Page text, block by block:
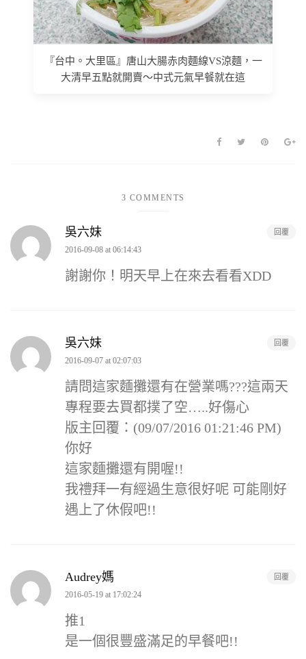
『台中。大里區』唐山大腸赤肉麵線VS涼麵，一
大清早五點就開賣～中式元氣早餐就在這
3 COMMENTS
吳六妹
2016-09-08 at 06:14:43
謝謝你！明天早上在來去看看XDD
回覆
吳六妹
2016-09-07 at 02:07:03
請問這家麵攤還有在營業嗎???這兩天
專程要去買都撲了空…..好傷心
版主回覆：(09/07/2016 01:21:46 PM)
你好
這家麵攤還有開喔!!
我禮拜一有經過生意很好呢 可能剛好
遇上了休假吧!!
回覆
Audrey媽
2016-05-19 at 17:02:24
推1
是一個很豐盛滿足的早餐吧!!
回覆